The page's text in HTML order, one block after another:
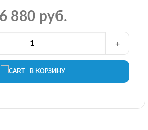
6 880 руб.
В КОРЗИНУ
+